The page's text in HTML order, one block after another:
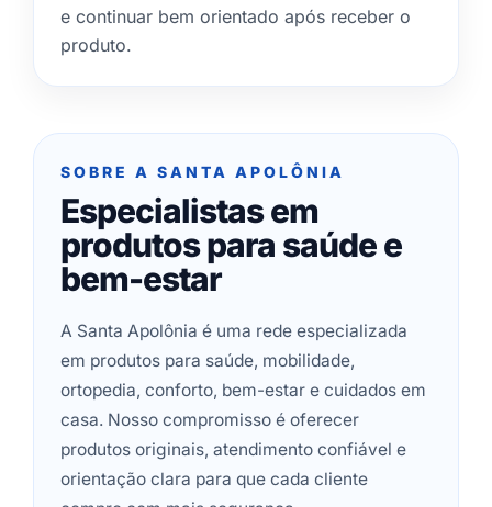
e continuar bem orientado após receber o
produto.
SOBRE A SANTA APOLÔNIA
Especialistas em
produtos para saúde e
bem-estar
A Santa Apolônia é uma rede especializada
em produtos para saúde, mobilidade,
ortopedia, conforto, bem-estar e cuidados em
casa. Nosso compromisso é oferecer
produtos originais, atendimento confiável e
orientação clara para que cada cliente